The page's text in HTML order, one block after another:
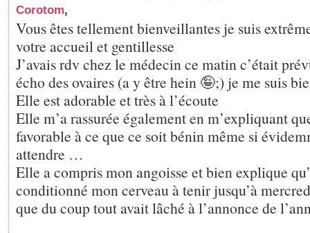
Corotom,
Vous êtes tellement bienveillantes je suis
votre accueil et gentillesse
J’avais rdv chez le médecin ce matin c’était
écho des ovaires (a y être hein 🤪;) je me suis
Elle est adorable et très à l’écoute
Elle m’a rassurée également en m’expliquant
favorable à ce que ce soit bénin même si
attendre …
Elle a compris mon angoisse et bien explique
conditionné mon cerveau à tenir jusqu’à
que du coup tout avait lâché à l’annonce de